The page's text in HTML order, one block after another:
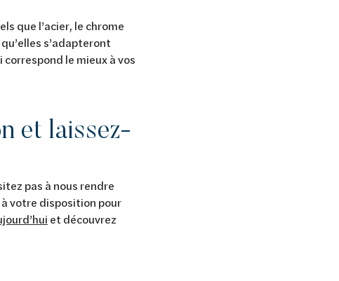
que l’acier, le chrome
s’adapteront
le mieux à vos
et laissez-
pas à nous rendre
votre disposition pour
et découvrez